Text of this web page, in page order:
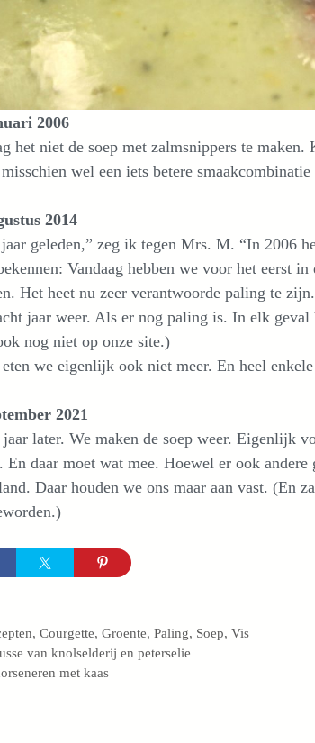
2006
het niet de soep met zalmsnippers te
wel een iets betere
2014
geleden,” zeg ik tegen Mrs. M. “In 2006
Vandaag hebben we voor het eerst
Het heet nu zeer verantwoorde paling te
jaar weer. Als er nog paling is. In elk
nog niet op onze site.)
we eigenlijk ook niet meer. En heel
2021
jaar later. We maken de soep weer. Eigenlijk
En daar moet wat mee. Hoewel er ook
Daar houden we ons maar aan vast. (En
,Courgette,Groente,Paling, Soep,Vis
van knolselderij en peterselie
met kaas